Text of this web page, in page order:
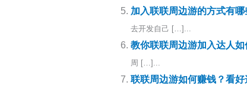
加入联联周边游的方式有
去开发自己 […]...
教你联联周边游加入达人如
周 […]...
联联周边游如何赚钱？看